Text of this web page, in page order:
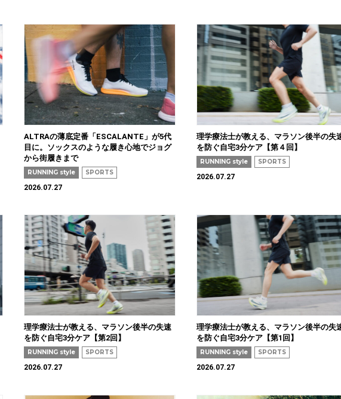
ALTRAの薄底定番「ESCALANTE」が5代
目に。ソックスのような履き心地でジョグ
から街履きまで
RUNNING style SPORTS
2026.07.27
理学療法士が教える、マラソン後半の失
を防ぐ自宅3分ケア【第４回】
RUNNING style SPORTS
2026.07.27
理学療法士が教える、マラソン後半の失速
を防ぐ自宅3分ケア【第2回】
RUNNING style SPORTS
2026.07.27
理学療法士が教える、マラソン後半の失
を防ぐ自宅3分ケア【第1回】
RUNNING style SPORTS
2026.07.27